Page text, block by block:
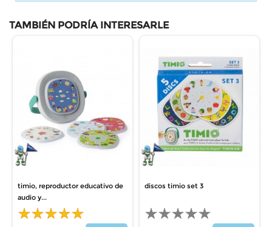
TAMBIÉN PODRÍA INTERESARLE
timio, reproductor educativo de
audio y...
discos timio set 3